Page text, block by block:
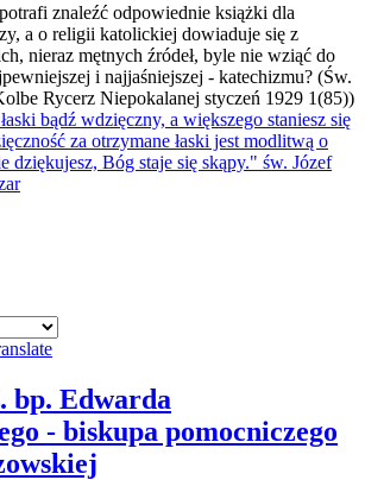
znaleźć odpowiednie książki dla
a o religii katolickiej dowiaduje się z
nieraz mętnych źródeł, byle nie wziąć do
i najjaśniejszej - katechizmu? (Św.
Rycerz Niepokalanej styczeń 1929 1(85))
bądź wdzięczny, a większego staniesz się
za otrzymane łaski jest modlitwą o
dziękujesz, Bóg staje się skąpy." św. Józef
bp. Edwarda
- biskupa pomocniczego